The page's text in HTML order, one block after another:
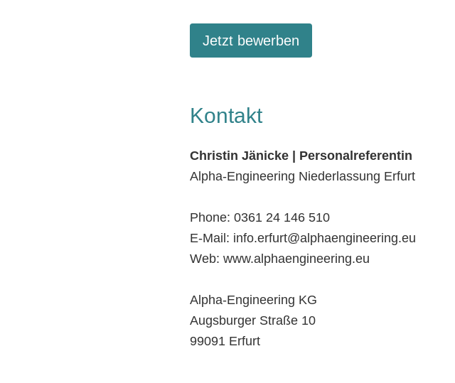
Jetzt bewerben
Kontakt
Christin Jänicke | Personalreferentin
Alpha-Engineering Niederlassung Erfurt
Phone: 0361 24 146 510
E-Mail: info.erfurt@alphaengineering.eu
Web: www.alphaengineering.eu
Alpha-Engineering KG
Augsburger Straße 10
99091 Erfurt